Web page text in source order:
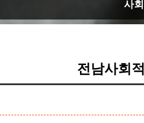
사
전남사회